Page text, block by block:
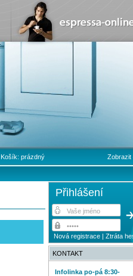
Přihlášení
Nová registrace | Ztráta
KONTAKT
Infolinka po-pá 8:30-
Košík: prázdný Zobrazit